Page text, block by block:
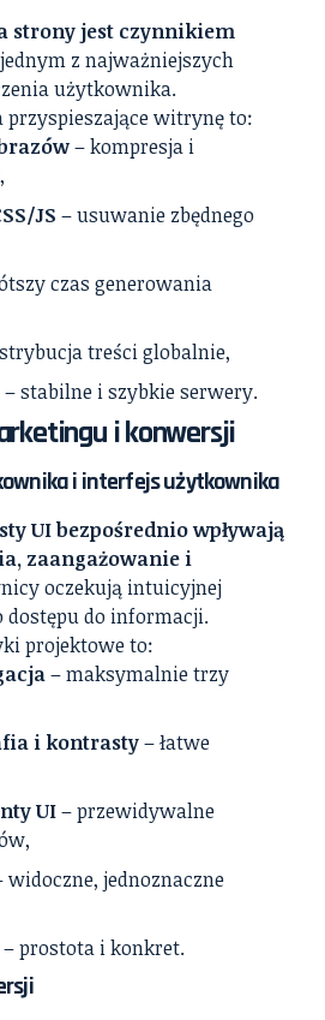
strony jest czynnikiem
z najważniejszych
użytkownika.
przyspieszające witrynę to:
– kompresja i
JS – usuwanie zbędnego
czas generowania
treści globalnie,
– stabilne i szybkie serwery.
i konwersji
i interfejs użytkownika
UI bezpośrednio wpływają
zaangażowanie i
oczekują intuicyjnej
do informacji.
projektowe to:
– maksymalnie trzy
i kontrasty– łatwe
UI– przewidywalne
widoczne, jednoznaczne
– prostota i konkret.